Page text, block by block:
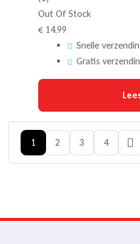
Out Of Stock
€ 14,99
Snelle
Gratis
1 2 3 4